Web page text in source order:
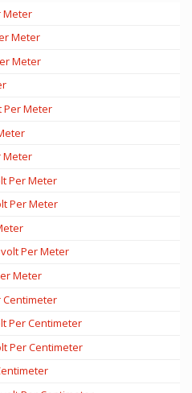
Meter
Meter
Meter
Per Meter
Meter
Per Meter
Per Meter
Per Meter
Meter
Centimeter
Per Centimeter
Per Centimeter